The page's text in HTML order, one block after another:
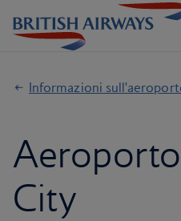
Informazioni
City